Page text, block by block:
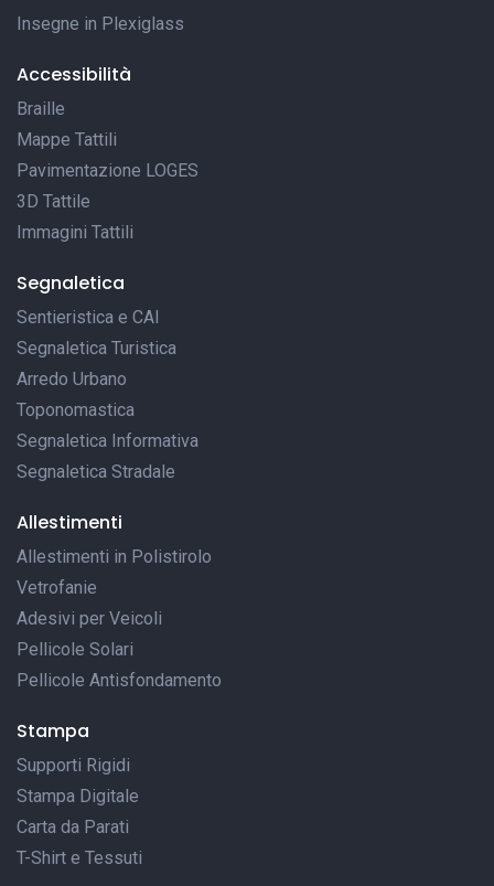
Insegne in Plexiglass
Accessibilità
Braille
Mappe Tattili
Pavimentazione LOGES
3D Tattile
Immagini Tattili
Segnaletica
Sentieristica e CAI
Segnaletica Turistica
Arredo Urbano
Toponomastica
Segnaletica Informativa
Segnaletica Stradale
Allestimenti
Allestimenti in Polistirolo
Vetrofanie
Adesivi per Veicoli
Pellicole Solari
Pellicole Antisfondamento
Stampa
Supporti Rigidi
Stampa Digitale
Carta da Parati
T-Shirt e Tessuti